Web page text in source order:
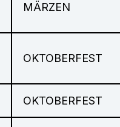
MÄRZEN
OKTOBERFEST
OKTOBERFEST